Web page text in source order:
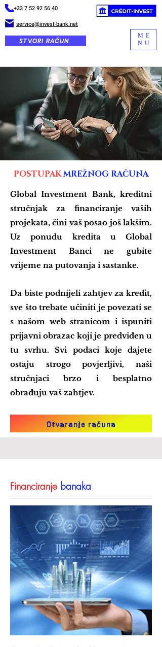
+33 7 52 92 56 40
service@invest-bank.net
STVORI RAČUN
ME
NU
POSTUPAKMREŽNOG RAČUNA
Global Investment Bank, kreditni
stručnjak za financiranje vaših
projekata, čini vaš posao još lakšim.
Uz ponudu kredita u Global
Investment Banci ne gubite
vrijeme na putovanja i sastanke.
Da biste podnijeli zahtjev za kredit,
sve što trebate učiniti je povezati se
s našom web stranicom i ispuniti
prijavni obrazac koji je predviđen u
tu svrhu. Svi podaci koje dajete
ostaju strogo povjerljivi, naši
stručnjaci brzo i besplatno
obrađuju vaš zahtjev.
Otvaranje računa
Financiranje banaka